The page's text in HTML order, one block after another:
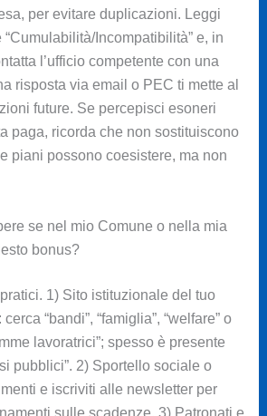
per evitare duplicazioni. Leggi
Incompatibilità” e, in
l’ufficio competente con una
risposta via email o PEC ti mette al
future. Se percepisci esoneri
paga, ricorda che non sostituiscono
piani possono coesistere, ma non
se nel mio Comune o nella mia
bonus?
1) Sito istituzionale del tuo
“bandi”, “famiglia”, “welfare” o
lavoratrici”; spesso è presente
pubblici”. 2) Sportello sociale o
e iscriviti alle newsletter per
sulle scadenze. 3) Patronati e